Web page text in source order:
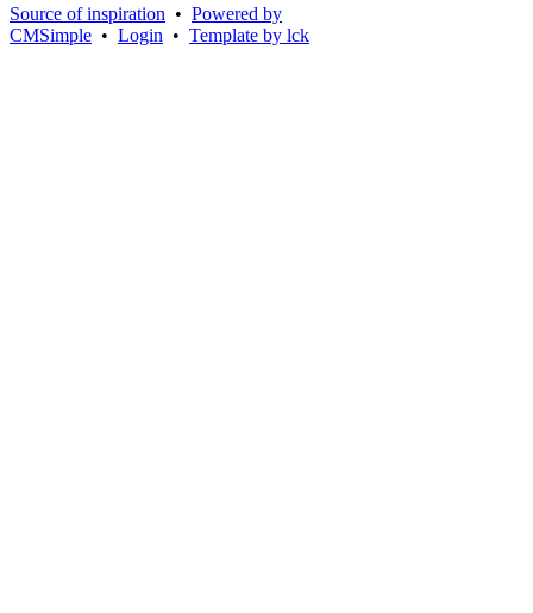
Source of inspiration • Powered by
CMSimple • Login • Template by lck